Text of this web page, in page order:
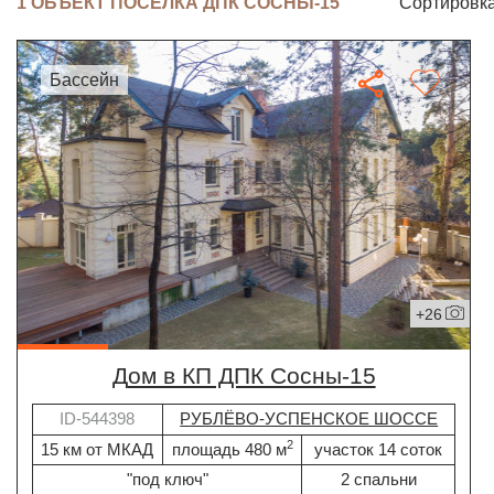
бассейн
+26
дом в КП ДПК Сосны-15
ID-544398
РУБЛЁВО-УСПЕНСКОЕ ШОССЕ
15 км от МКАД
площадь 480 м2
участок 14 соток
"под ключ"
2 спальни